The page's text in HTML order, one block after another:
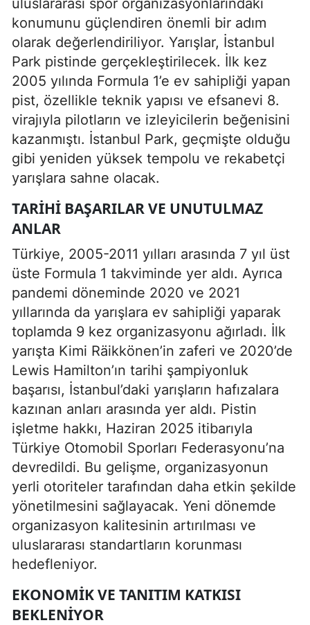
konumunu güçlendiren önemli bir adım
olarak değerlendiriliyor. Yarışlar, İstanbul
Park pistinde gerçekleştirilecek. İlk kez
2005 yılında Formula 1’e ev sahipliği yapan
pist, özellikle teknik yapısı ve efsanevi 8.
virajıyla pilotların ve izleyicilerin beğenisini
kazanmıştı. İstanbul Park, geçmişte olduğu
gibi yeniden yüksek tempolu ve rekabetçi
yarışlara sahne olacak.
TARIHI BAŞARILAR VE UNUTULMAZ
ANLAR
Türkiye, 2005-2011 yılları arasında 7 yıl üst
üste Formula 1 takviminde yer aldı. Ayrıca
pandemi döneminde 2020 ve 2021
yıllarında da yarışlara ev sahipliği yaparak
toplamda 9 kez organizasyonu ağırladı. İlk
yarışta Kimi Räikkönen’in zaferi ve 2020’de
Lewis Hamilton’ın tarihi şampiyonluk
başarısı, İstanbul’daki yarışların hafızalara
kazınan anları arasında yer aldı. Pistin
işletme hakkı, Haziran 2025 itibarıyla
Türkiye Otomobil Sporları Federasyonu’na
devredildi. Bu gelişme, organizasyonun
yerli otoriteler tarafından daha etkin şekilde
yönetilmesini sağlayacak. Yeni dönemde
organizasyon kalitesinin artırılması ve
uluslararası standartların korunması
hedefleniyor.
EKONOMIK VE TANITIM KATKISI
BEKLENIYOR